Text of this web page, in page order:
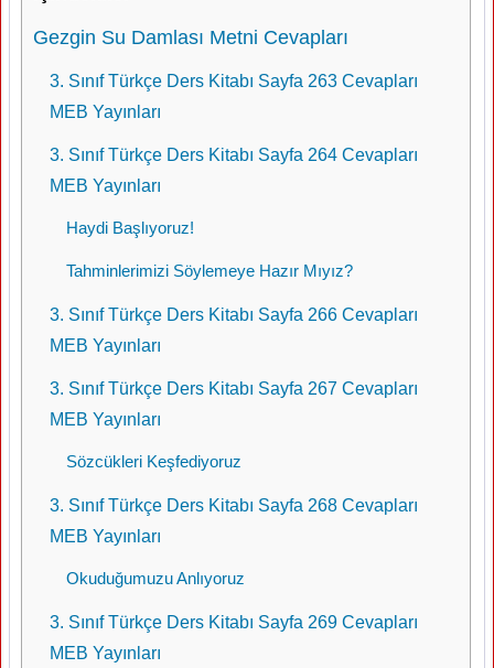
Gezgin Su Damlası Metni Cevapları
3. Sınıf Türkçe Ders Kitabı Sayfa 263 Cevapları
MEB Yayınları
3. Sınıf Türkçe Ders Kitabı Sayfa 264 Cevapları
MEB Yayınları
Haydi Başlıyoruz!
Tahminlerimizi Söylemeye Hazır Mıyız?
3. Sınıf Türkçe Ders Kitabı Sayfa 266 Cevapları
MEB Yayınları
3. Sınıf Türkçe Ders Kitabı Sayfa 267 Cevapları
MEB Yayınları
Sözcükleri Keşfediyoruz
3. Sınıf Türkçe Ders Kitabı Sayfa 268 Cevapları
MEB Yayınları
Okuduğumuzu Anlıyoruz
3. Sınıf Türkçe Ders Kitabı Sayfa 269 Cevapları
MEB Yayınları